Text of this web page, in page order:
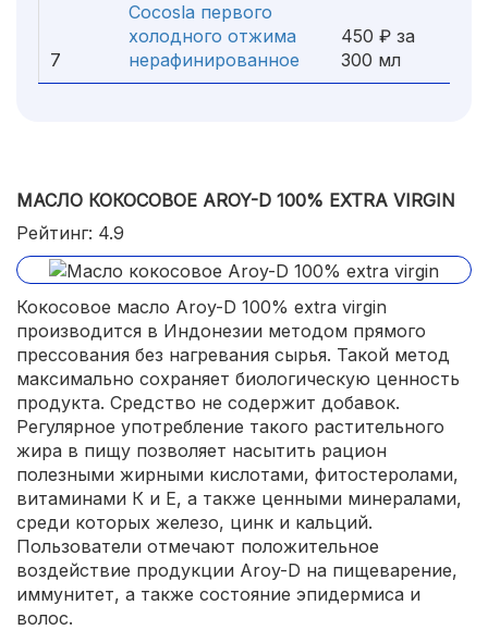
7
Cocosla первого
холодного отжима
нерафинированное
450 ₽ за
300 мл
МАСЛО КОКОСОВОЕ AROY-D 100% EXTRA VIRGIN
Рейтинг: 4.9
Кокосовое масло Aroy-D 100% extra virgin
производится в Индонезии методом прямого
прессования без нагревания сырья. Такой метод
максимально сохраняет биологическую ценность
продукта. Средство не содержит добавок.
Регулярное употребление такого растительного
жира в пищу позволяет насытить рацион
полезными жирными кислотами, фитостеролами,
витаминами К и Е, а также ценными минералами,
среди которых железо, цинк и кальций.
Пользователи отмечают положительное
воздействие продукции Aroy-D на пищеварение,
иммунитет, а также состояние эпидермиса и
волос.